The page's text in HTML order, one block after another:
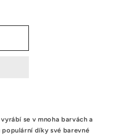
se v mnoha barvách a
díky své barevné